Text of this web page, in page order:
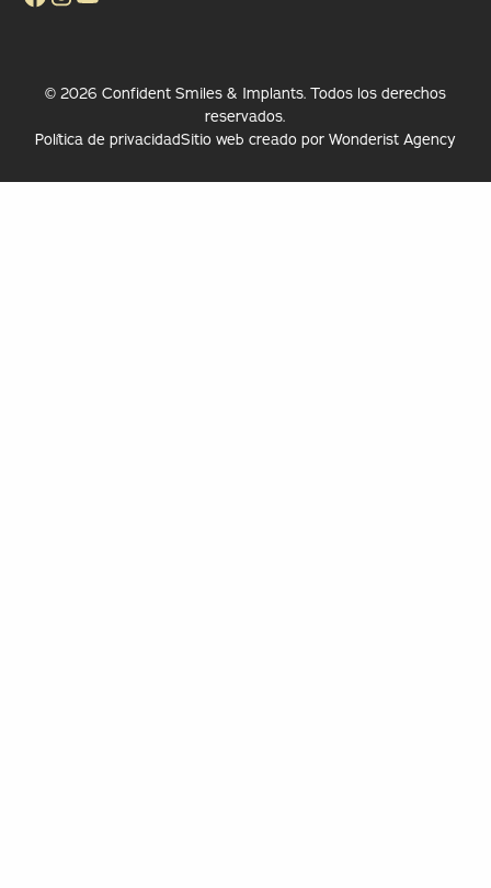
© 2026 Confident Smiles & Implants. Todos los derechos
reservados.
Política de privacidadSitio web creado por Wonderist Agency